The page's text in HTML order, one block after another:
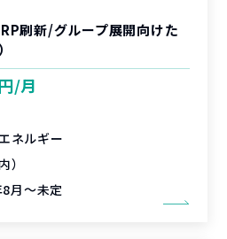
刷新/グループ展開向けた
/月
ネルギー
）
月～未定